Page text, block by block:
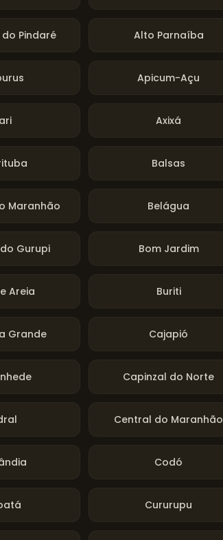
Pindaré Alto Parnaíba
Apicum-Açu
Axixá
Balsas
Maranhão Belágua
Gurupi Bom Jardim
Areia Buriti
Grande Cajapió
Capinzal do Norte
Central do Maranhão
Codó
Cururupu